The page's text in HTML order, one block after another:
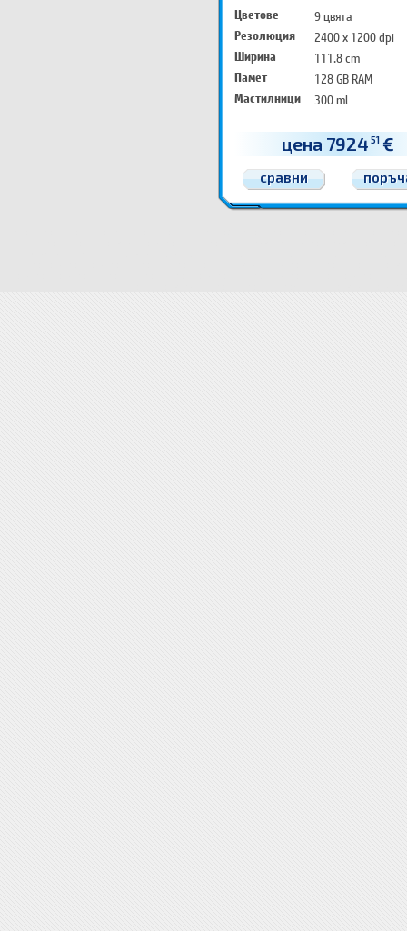
Цветове
9 цвята
Резолюция
2400 x 1200 dpi
Ширина
111.8 cm
Памет
128 GB RAM
Мастилници
300 ml
цена 7924 51 €
сравни